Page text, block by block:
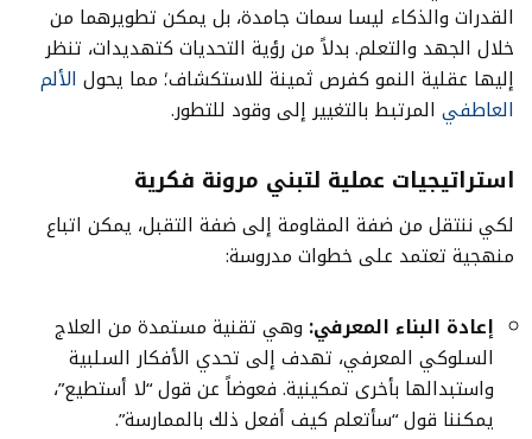
القدرات والذكاء ليسا سمات جامدة، بل يمكن تطويرهما من
خلال الجهد والتعلم. بدلاً من رؤية التحديات كتهديدات، تنظر
إليها عقلية النمو كفرص ثمينة للاستكشاف؛ مما يحول الألم
العاطفي المرتبط بالتغيير إلى وقود للتطور.
استراتيجيات عملية لتبني مرونة فكرية
لكي ننتقل من ضفة المقاومة إلى ضفة التقبل، يمكن اتباع
منهجية تعتمد على خطوات مدروسة:
إعادة البناء المعرفي: وهي تقنية مستمدة من العلاج
السلوكي المعرفي، تهدف إلى تحدي الأفكار السلبية
واستبدالها بأخرى تمكينية. فعوضاً عن قول “لا أستطيع”،
يمكننا قول “سأتعلم كيف أفعل ذلك بالممارسة”.